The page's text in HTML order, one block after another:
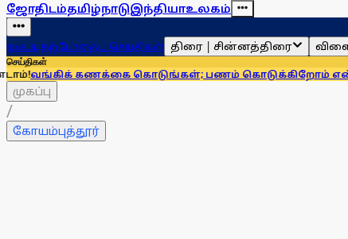
ஜோதிடம்தமிழ்நாடுஇந்தியாஉலகம்
முகப்புதற்போதைய செய்திகள் திரை | சின்னத்திரை
செய்திகள்
கணக்கை கொடுங்கள்; பணம் கொடுக்கிறோம் என்று
முகப்பு
/
கோயம்புத்தூர்